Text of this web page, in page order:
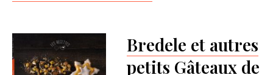
Bredele et autres
petits Gâteaux de